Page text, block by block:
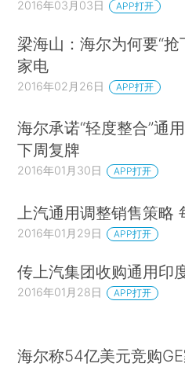
2016年03月03日 APP打开
梁海山：海尔为何要“抢
家电
2016年02月26日 APP打开
海尔承诺“轻度整合”通
下周复牌
2016年01月30日 APP打开
上汽通用调整销售策略
2016年01月29日 APP打开
传上汽集团收购通用印
2016年01月28日 APP打开
海尔称54亿美元竞购